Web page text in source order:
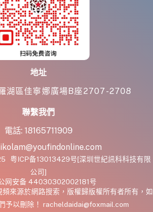
地址
湖區佳寧娜廣場B座2707-2708
聯繫我們
電話: 18165711909
粤ICP备13013429号[深圳世紀訊科科技有限
公司]
网安备 44030302002181号
來源於網路搜索，版權歸版權所有者所有，如
予以刪除！ racheldaidai@foxmail.com